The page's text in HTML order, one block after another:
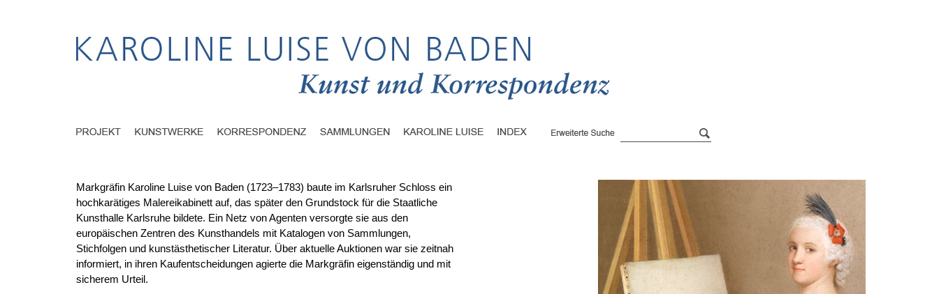
Markgräfin Karoline Luise von Baden (1723–1783) baute im Karlsruher Schloss ein
hochkarätiges Malereikabinett auf, das später den Grundstock für die Staatliche
Kunsthalle Karlsruhe bildete. Ein Netz von Agenten versorgte sie aus den
europäischen Zentren des Kunsthandels mit Katalogen von Sammlungen,
Stichfolgen und kunstästhetischer Literatur. Über aktuelle Auktionen war sie zeitnah
informiert, in ihren Kaufentscheidungen agierte die Markgräfin eigenständig und mit
sicherem Urteil.